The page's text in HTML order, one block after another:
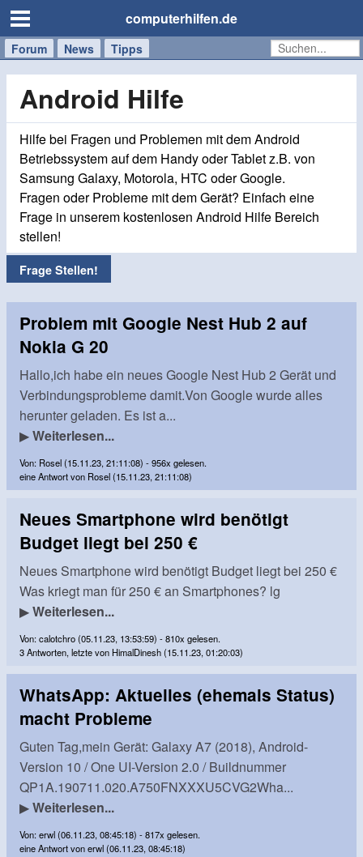
computerhilfen.de
Forum News Tipps
Handy
Windows
Mac
Android Hilfe
Hilfe bei Fragen und Problemen mit dem Android
Betriebssystem auf dem Handy oder Tablet z.B. von
Samsung Galaxy, Motorola, HTC oder Google.
Fragen oder Probleme mit dem Gerät? Einfach eine
Frage in unserem kostenlosen Android Hilfe Bereich
stellen!
Frage Stellen!
Problem mit Google Nest Hub 2 auf
Nokia G 20
Hallo,ich habe ein neues Google Nest Hub 2 Gerät und
Verbindungsprobleme damit.Von Google wurde alles
herunter geladen. Es ist a...
▶Weiterlesen...
Von: Rosel (15.11.23, 21:11:08) - 956x gelesen.
eine Antwort von Rosel (15.11.23, 21:11:08)
Neues Smartphone wird benötigt
Budget liegt bei 250 €
Neues Smartphone wird benötigt Budget liegt bei 250 €
Was kriegt man für 250 € an Smartphones? lg
▶Weiterlesen...
Von: calotchro (05.11.23, 13:53:59) - 810x gelesen.
3 Antworten, letzte von HimalDinesh (15.11.23, 01:20:03)
WhatsApp: Aktuelles (ehemals Status)
macht Probleme
Guten Tag,mein Gerät: Galaxy A7 (2018), Android-
Version 10 / One UI-Version 2.0 / Buildnummer
QP1A.190711.020.A750FNXXXU5CVG2Wha...
▶Weiterlesen...
Von: erwl (06.11.23, 08:45:18) - 817x gelesen.
eine Antwort von erwl (06.11.23, 08:45:18)